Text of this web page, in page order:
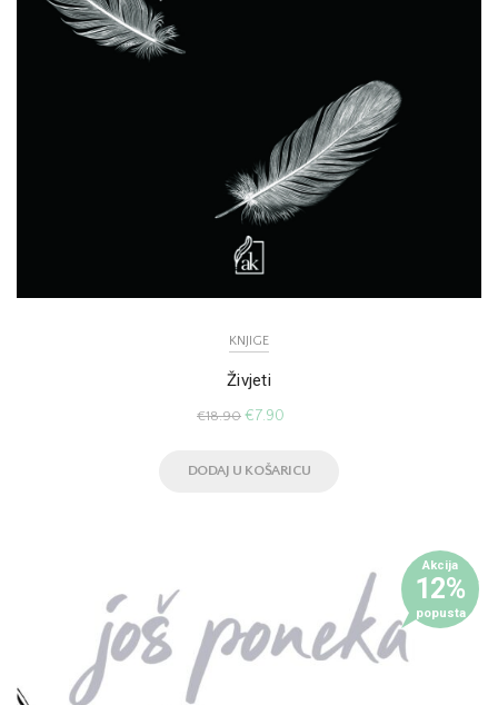
KNJIGE
Živjeti
€18.90 €7.90
DODAJ U KOŠARICU
Akcija
12%
popusta